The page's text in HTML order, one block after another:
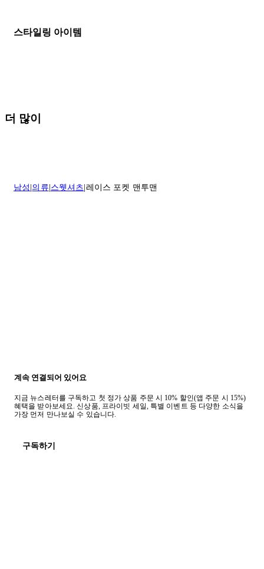
세일 기간에는 배송이 다소 지연될 수 있습니다. 궁금하신 점이 있거
나 도움이 필요하신 경우 고객센터로 문의해 주세요.
스타일링 아이템
더 많이
남성 의류 스웻셔츠 레이스 포켓 맨투맨
계속 연결되어 있어요
지금 뉴스레터를 구독하고 첫 정가 상품 주문 시 10% 할인(앱 주문 시 15%)
혜택을 받아보세요. 신상품, 프라이빗 세일, 특별 이벤트 등 다양한 소식을
가장 먼저 만나보실 수 있습니다.
구독하기